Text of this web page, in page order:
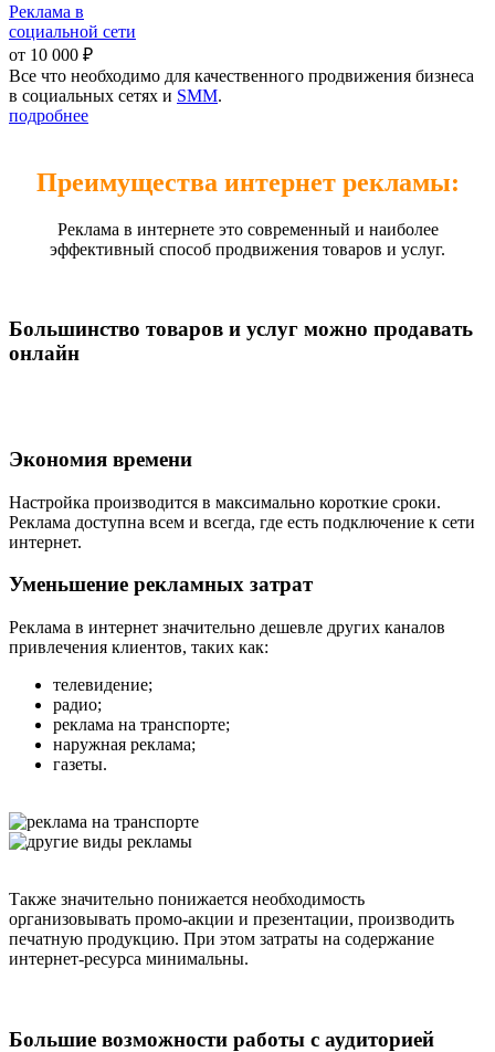
Реклама в
социальной сети
от 10 000 ₽
Все что необходимо для качественного продвижения бизнеса
в социальных сетях и SMM.
подробнее
Преимущества интернет рекламы:
Реклама в интернете это современный и наиболее
эффективный способ продвижения товаров и услуг.
Большинство товаров и услуг можно продавать
онлайн
Экономия времени
Настройка производится в максимально короткие сроки.
Реклама доступна всем и всегда, где есть подключение к сети
интернет.
Уменьшение рекламных затрат
Реклама в интернет значительно дешевле других каналов
привлечения клиентов, таких как:
телевидение;
радио;
реклама на транспорте;
наружная реклама;
газеты.
Также значительно понижается необходимость
организовывать промо-акции и презентации, производить
печатную продукцию. При этом затраты на содержание
интернет-ресурса минимальны.
Большие возможности работы с аудиторией